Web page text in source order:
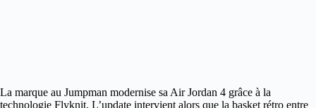
La marque au Jumpman modernise sa Air Jordan 4 grâce à la
technologie Flyknit. L’update intervient alors que la basket rétro entre